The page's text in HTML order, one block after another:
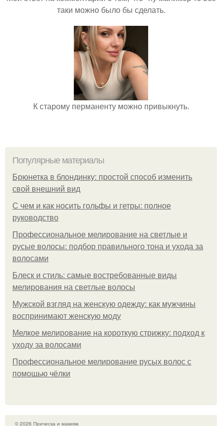
таки можно было бы сделать.
К старому перманенту можно привыкнуть.
Популярные материалы
Брюнетка в блондинку: простой способ изменить
свой внешний вид
С чем и как носить гольфы и гетры: полное
руководство
Профессиональное мелирование на светлые и
русые волосы: подбор правильного тона и ухода за
волосами
Блеск и стиль: самые востребованные виды
мелирования на светлые волосы
Мужской взгляд на женскую одежду: как мужчины
воспринимают женскую моду
Мелкое мелирование на короткую стрижку: подход к
уходу за волосами
Профессиональное мелирование русых волос с
помощью чёлки
© 2026 Прическа и макияж